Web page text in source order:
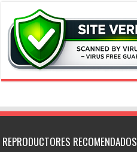
REPRODUCTORES RECOMENDADOS